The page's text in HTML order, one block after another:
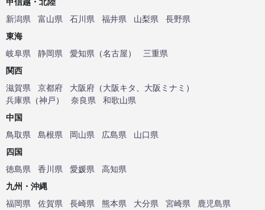
新潟県
富山県 石川県 福井県 山梨県
長野県
東海
岐阜県
静岡県 愛知県 （名古屋）
三重県
関西
滋賀県
京都府 大阪府 （大阪キタ 大阪ミナミ ）
兵庫県 （神戸） 奈良県
和歌山県
中国
鳥取県
島根県 岡山県 広島県
山口県
四国
徳島県
香川県 愛媛県
高知県
九州・沖縄
福岡県
佐賀県 長崎県 熊本県 大分県 宮崎県
鹿児島県